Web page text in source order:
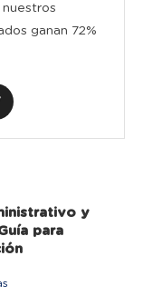
ganan 72%
y
para